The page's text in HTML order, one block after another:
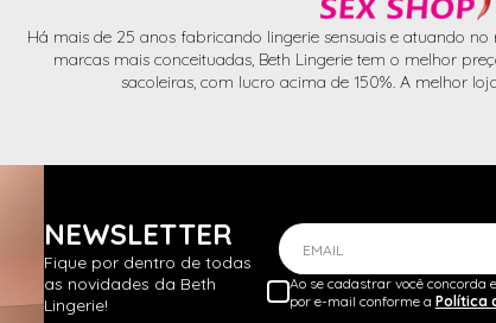
Há mais de 25 anos fabricando lingerie sensuais e atuando
marcas mais conceituadas, Beth Lingerie tem o melhor
sacoleiras, com lucro acima de 150%. A melhor
NEWSLETTER
Fique por dentro de todas
as novidades da Beth
Lingerie!
EMAIL
Ao se cadastrar você concorda
por e-mail conforme a Política